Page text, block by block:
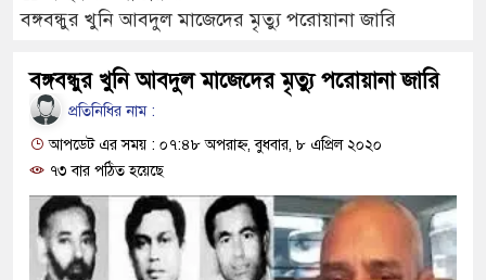
সিল-স্বাক্ষর জালিয়াতি চক্রের পাঁচ সদস্য
উদ্ধার
প্রধানমন্ত্রী
মিরপুর মডেল থানার অভিযানে ৯০ বোতল
মাদক কারবারি গ্রেফতার
বঙ্গবন্ধুর খুনি আবদুল মাজেদের মৃত্যু পরোয়ানা জারি
বঙ্গবন্ধুর খুনি আবদুল মাজেদের মৃত্যু পরোয়ানা জারি
প্রতিনিধির নাম :
আপডেট এর সময় : ০৭:৪৮ অপরাহ্ন, বুধবার, ৮ এপ্রিল ২০২০
৭৩ বার পঠিত হয়েছে